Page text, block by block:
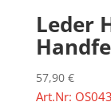
Leder
57,90 €
Art.Nr: